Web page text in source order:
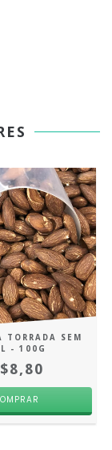
TORRADA SEM
- 100G